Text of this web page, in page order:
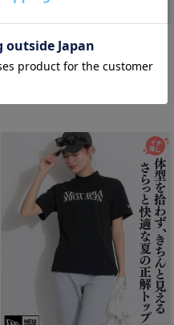
半袖モックネックカットソー
ピン